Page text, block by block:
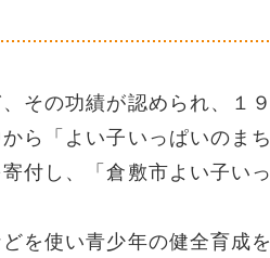
その功績が認められ、１
ら「よい子いっぱいのま
付し、「倉敷市よい子い
を使い青少年の健全育成